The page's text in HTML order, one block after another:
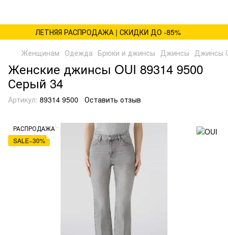
ЛЕТНЯЯ РАСПРОДАЖА | СКИДКИ ДО -85%
Женщинам Одежда Брюки и джинсы Джинсы Джинсы
Женские джинсы OUI 89314 9500
Серый 34
Артикул: 89314 9500 Оставить отзыв
РАСПРОДАЖА
SALE−30%